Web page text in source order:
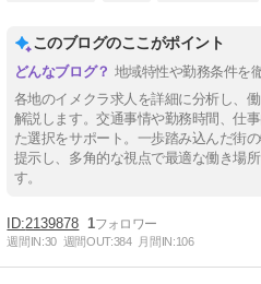
このブログのここがポイント
地域特性や勤務条件を
各地のイメクラ求人を詳細に分析し、
解説します。交通事情や勤務時間、仕
た選択をサポート。一歩踏み込んだ街
提示し、多角的な視点で最適な働き場
す。
2139878 1
週間IN:30 週間OUT:384 月間IN:106